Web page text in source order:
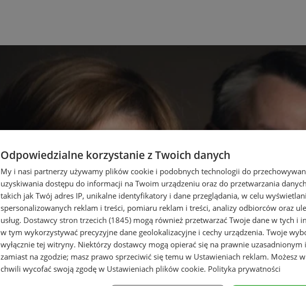
Odpowiedzialne korzystanie z Twoich danych
My i nasi partnerzy używamy plików cookie i podobnych technologii do
uzyskiwania dostępu do informacji na Twoim urządzeniu oraz do przetwarzania
takich jak Twój adres IP, unikalne identyfikatory i dane przeglądania, w celu
spersonalizowanych reklam i treści, pomiaru reklam i treści, analizy odbiorców oraz
usług. Dostawcy stron trzecich (1845) mogą również przetwarzać Twoje dane w tych i
w tym wykorzystywać precyzyjne dane geolokalizacyjne i cechy urządzenia. Twoje
wyłącznie tej witryny. Niektórzy dostawcy mogą opierać się na prawnie uzasadnionym
zamiast na zgodzie; masz prawo sprzeciwić się temu w Ustawieniach reklam. Możesz
chwili wycofać swoją zgodę w Ustawieniach plików cookie. Polityka prywatności